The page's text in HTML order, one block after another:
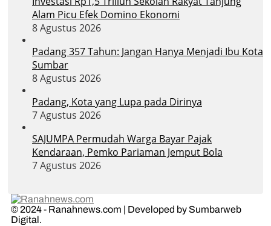
Alam Picu Efek Domino Ekonomi
8 Agustus 2026
Padang 357 Tahun: Jangan Hanya Menjadi Ibu Kota
Sumbar
8 Agustus 2026
Padang, Kota yang Lupa pada Dirinya
7 Agustus 2026
SAJUMPA Permudah Warga Bayar Pajak
Kendaraan, Pemko Pariaman Jemput Bola
7 Agustus 2026
© 2024 - Ranahnews.com | Developed by Sumbarweb
Digital.